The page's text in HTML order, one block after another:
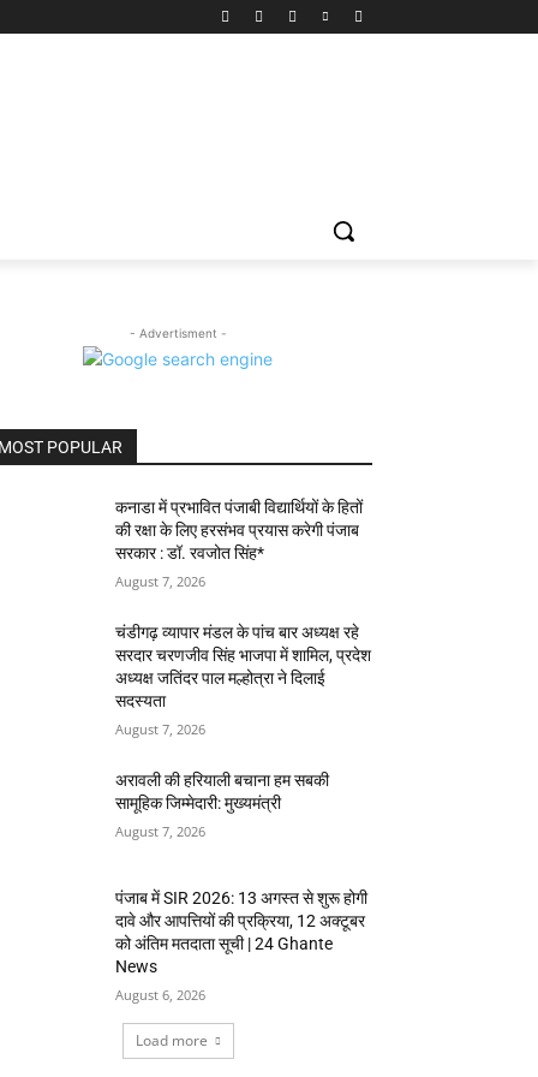
- Advertisment -
MOST POPULAR
कनाडा में प्रभावित पंजाबी विद्यार्थियों के हितों
की रक्षा के लिए हरसंभव प्रयास करेगी पंजाब
सरकार : डॉ. रवजोत सिंह*
August 7, 2026
चंडीगढ़ व्यापार मंडल के पांच बार अध्यक्ष रहे
सरदार चरणजीव सिंह भाजपा में शामिल, प्रदेश
अध्यक्ष जतिंदर पाल मल्होत्रा ने दिलाई
सदस्यता
August 7, 2026
अरावली की हरियाली बचाना हम सबकी
सामूहिक जिम्मेदारी: मुख्यमंत्री
August 7, 2026
पंजाब में SIR 2026: 13 अगस्त से शुरू होगी
दावे और आपत्तियों की प्रक्रिया, 12 अक्टूबर
को अंतिम मतदाता सूची | 24 Ghante
News
August 6, 2026
Load more